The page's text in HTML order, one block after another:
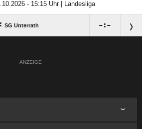
- 15:15 Uhr | Landesliga
: SG Unterrath :
ANZEIGE